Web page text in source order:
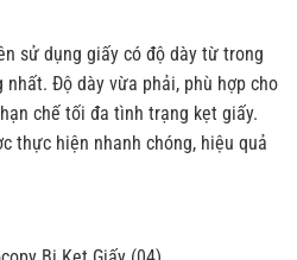
sử dụng giấy có độ dày từ trong
Độ dày vừa phải, phù hợp cho
chế tối đa tình trạng kẹt giấy.
thực hiện nhanh chóng, hiệu quả